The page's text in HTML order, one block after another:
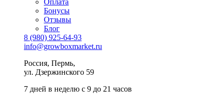
Оплата
Бонусы
Отзывы
Блог
8 (980) 925-64-93
info@growboxmarket.ru
Россия, Пермь,
ул. Дзержинского 59
7 дней в неделю с 9 до 21 часов